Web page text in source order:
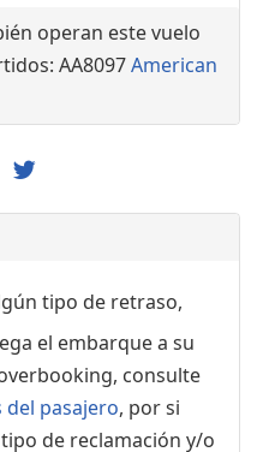
operan este vuelo
AA8097American
tipo de retraso,
el embarque a su
consulte
del pasajero, por si
de reclamación y/o